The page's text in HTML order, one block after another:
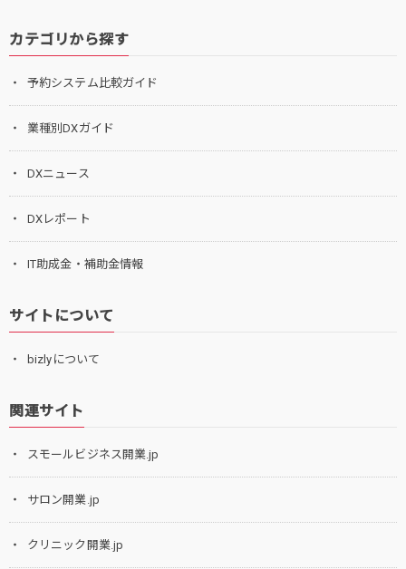
カテゴリから探す
予約システム比較ガイド
業種別DXガイド
DXニュース
DXレポート
IT助成金・補助金情報
サイトについて
bizlyについて
関連サイト
スモールビジネス開業.jp
サロン開業.jp
クリニック開業.jp